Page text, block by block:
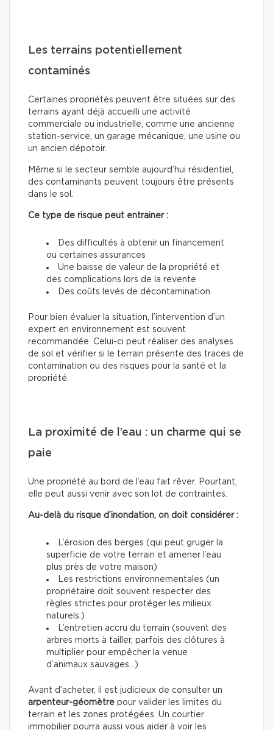
Les terrains potentiellement
contaminés
Certaines propriétés peuvent être situées sur des
terrains ayant déjà accueilli une activité
commerciale ou industrielle, comme une ancienne
station-service, un garage mécanique, une usine ou
un ancien dépotoir.
Même si le secteur semble aujourd’hui résidentiel,
des contaminants peuvent toujours être présents
dans le sol.
Ce type de risque peut entrainer :
Des difficultés à obtenir un financement
ou certaines assurances
Une baisse de valeur de la propriété et
des complications lors de la revente
Des coûts levés de décontamination
Pour bien évaluer la situation, l’intervention d’un
expert en environnement est souvent
recommandée. Celui-ci peut réaliser des analyses
de sol et vérifier si le terrain présente des traces de
contamination ou des risques pour la santé et la
propriété.
La proximité de l’eau : un charme qui se
paie
Une propriété au bord de l’eau fait rêver. Pourtant,
elle peut aussi venir avec son lot de contraintes.
Au-delà du risque d’inondation, on doit considérer :
L’érosion des berges (qui peut gruger la
superficie de votre terrain et amener l’eau
plus près de votre maison)
Les restrictions environnementales (un
propriétaire doit souvent respecter des
règles strictes pour protéger les milieux
naturels.)
L’entretien accru du terrain (souvent des
arbres morts à tailler, parfois des clôtures à
multiplier pour empêcher la venue
d’animaux sauvages…)
Avant d’acheter, il est judicieux de consulter un
arpenteur-géomètre pour valider les limites du
terrain et les zones protégées. Un courtier
immobilier pourra aussi vous aider à voir les